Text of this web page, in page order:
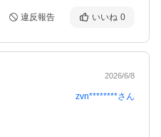
違反報告 いいね 0
2026/6/8
zvn********さん